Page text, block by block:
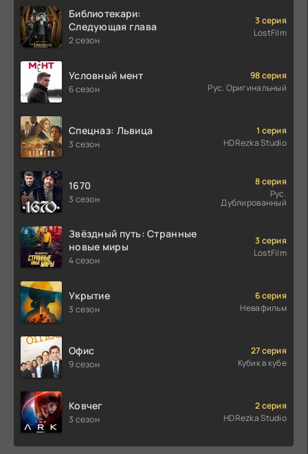
Библиотекари:
Следующая глава
2 сезон
3 серия
LostFilm
Условный мент
6 сезон
98 серия
Рус. Оригинальный
Спецназ: Львица
3 сезон
1 серия
HDRezka Studio
1670
3 сезон
8 серия
Рус.
Дублированный
Звёздный путь: Странные
новые миры
4 сезон
3 серия
LostFilm
Укрытие
3 сезон
6 серия
Невафильм
Офис
9 сезон
27 серия
Кубик в кубе
Ковчег
3 сезон
2 серия
HDRezka Studio